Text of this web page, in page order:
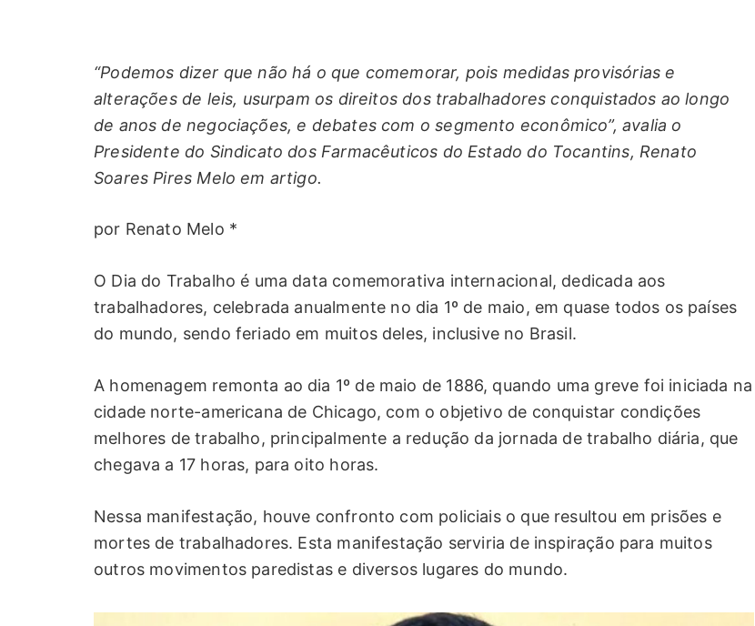
“Podemos dizer que não há o que comemorar, pois medidas provisórias e
alterações de leis, usurpam os direitos dos trabalhadores conquistados ao longo
de anos de negociações, e debates com o segmento econômico”, avalia o
Presidente do Sindicato dos Farmacêuticos do Estado do Tocantins, Renato
Soares Pires Melo em artigo.
por Renato Melo *
O Dia do Trabalho é uma data comemorativa internacional, dedicada aos
trabalhadores, celebrada anualmente no dia 1º de maio, em quase todos os países
do mundo, sendo feriado em muitos deles, inclusive no Brasil.
A homenagem remonta ao dia 1º de maio de 1886, quando uma greve foi iniciada na
cidade norte-americana de Chicago, com o objetivo de conquistar condições
melhores de trabalho, principalmente a redução da jornada de trabalho diária, que
chegava a 17 horas, para oito horas.
Nessa manifestação, houve confronto com policiais o que resultou em prisões e
mortes de trabalhadores. Esta manifestação serviria de inspiração para muitos
outros movimentos paredistas e diversos lugares do mundo.